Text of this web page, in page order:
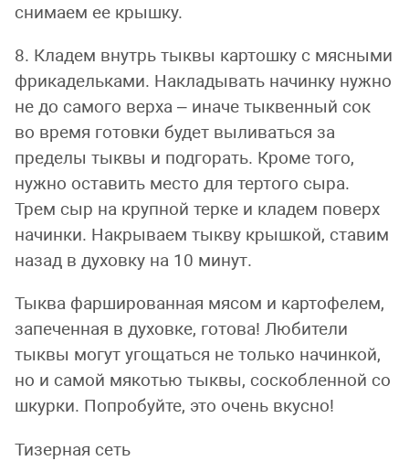
снимаем ее крышку.
8. Кладем внутрь тыквы картошку с мясными
фрикадельками. Накладывать начинку нужно
не до самого верха – иначе тыквенный сок
во время готовки будет выливаться за
пределы тыквы и подгорать. Кроме того,
нужно оставить место для тертого сыра.
Трем сыр на крупной терке и кладем поверх
начинки. Накрываем тыкву крышкой, ставим
назад в духовку на 10 минут.
Тыква фаршированная мясом и картофелем,
запеченная в духовке, готова! Любители
тыквы могут угощаться не только начинкой,
но и самой мякотью тыквы, соскобленной со
шкурки. Попробуйте, это очень вкусно!
Тизерная сеть